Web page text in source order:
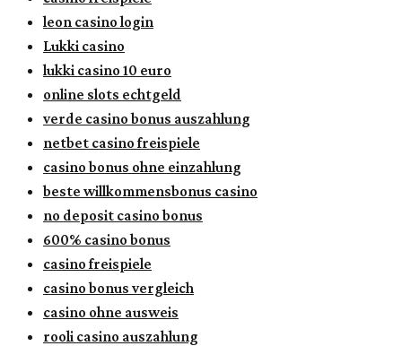
leon casino login
Lukki casino
lukki casino 10 euro
online slots echtgeld
verde casino bonus auszahlung
netbet casino freispiele
casino bonus ohne einzahlung
beste willkommensbonus casino
no deposit casino bonus
600% casino bonus
casino freispiele
casino bonus vergleich
casino ohne ausweis
rooli casino auszahlung